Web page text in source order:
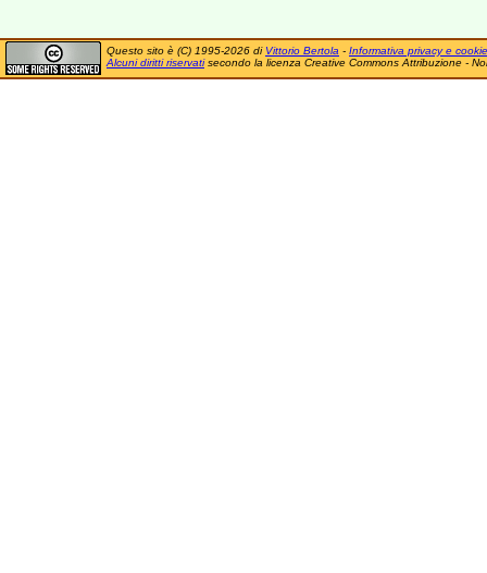
Questo sito è (C) 1995-2026 di Vittorio Bertola - Informativa privacy e cookie
Alcuni diritti riservatisecondo la licenza Creative Commons Attribuzione -